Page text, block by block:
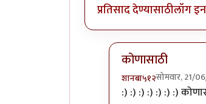
प्रतिसाद देण्यासाठीलॉग
कोणासाठी
शानबा५१२सोमवार, 21/
In reply toतुम्ही काय
:) :) :) :) :) :) :)